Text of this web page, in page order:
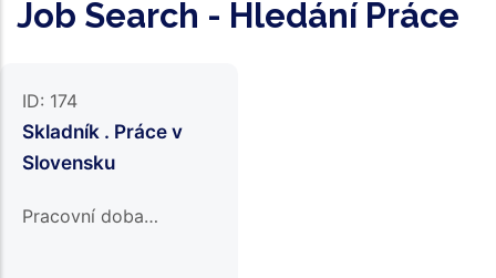
Job Search - Hledání Práce
ID: 174
Skladník . Práce v
Slovensku
Pracovní doba…